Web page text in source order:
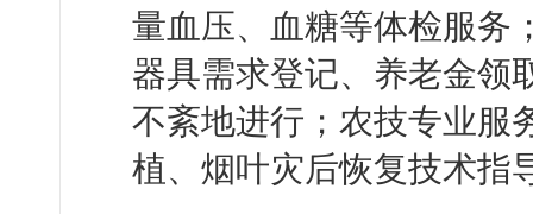
量血压、血糖等体检服务
器具需求登记、养老金领
不紊地进行；农技专业服
植、烟叶灾后恢复技术指